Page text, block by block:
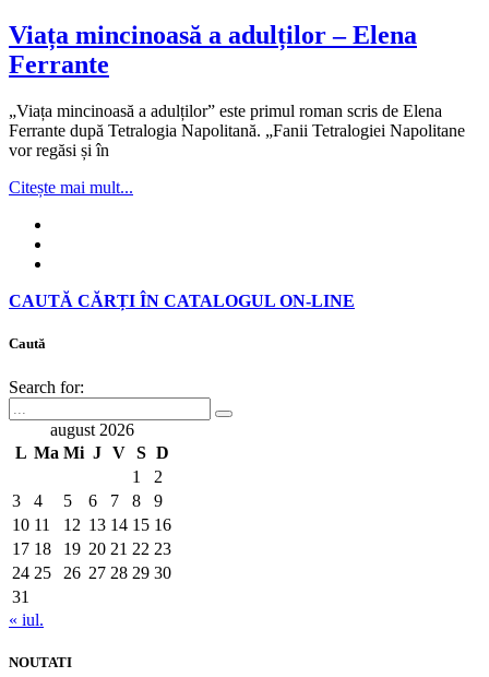
Viața mincinoasă a adulților – Elena
Ferrante
„Viața mincinoasă a adulților” este primul roman scris de Elena
Ferrante după Tetralogia Napolitană. „Fanii Tetralogiei Napolitane
vor regăsi și în
Citește mai mult...
CAUTĂ CĂRȚI ÎN CATALOGUL ON-LINE
Caută
Search for:
august 2026
L Ma Mi J V S D
1
2
3
4 5 6 7 8
9
10 11 12 13 14 15 16
17 18 19 20 21 22 23
24 25 26 27 28 29 30
31
« iul.
NOUTATI